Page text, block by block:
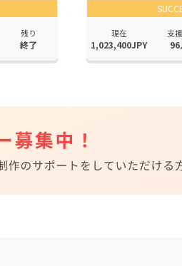
残り
終了
現在
1,023,400JPY
支
96